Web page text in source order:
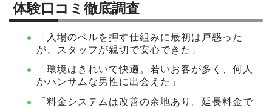
体験口コミ徹底調査
「入場のベルを押す仕組みに最初は戸惑った
が、スタッフが親切で安心できた」
「環境はきれいで快適。若いお客が多く、何人
かハンサムな男性に出会えた」
「料金システムは改善の余地あり。延長料金で